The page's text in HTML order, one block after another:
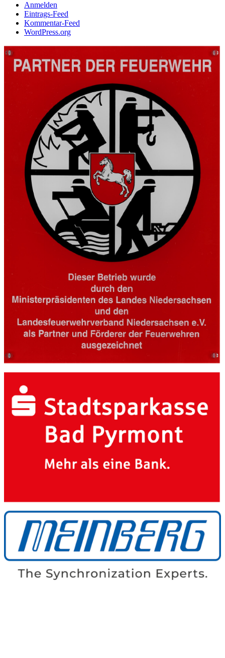
Anmelden
Eintrags-Feed
Kommentar-Feed
WordPress.org